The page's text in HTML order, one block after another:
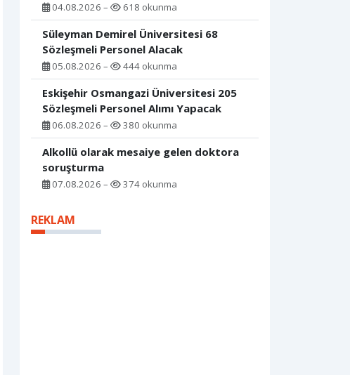
04.08.2026 – 618 okunma
Süleyman Demirel Üniversitesi 68
Sözleşmeli Personel Alacak
05.08.2026 – 444 okunma
Eskişehir Osmangazi Üniversitesi 205
Sözleşmeli Personel Alımı Yapacak
06.08.2026 – 380 okunma
Alkollü olarak mesaiye gelen doktora
soruşturma
07.08.2026 – 374 okunma
REKLAM